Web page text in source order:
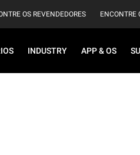
OS REVENDEDORES ENCONTRE
INDUSTRY APP & OS